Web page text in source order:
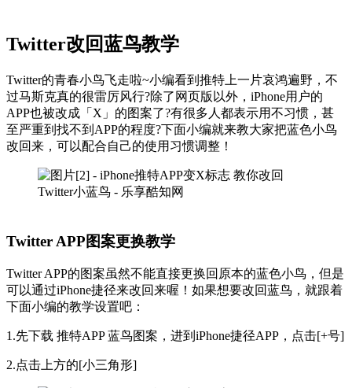
Twitter改回蓝鸟教学
Twitter的青春小鸟飞走啦~小编看到推特上一片哀鸿遍野，不
过马斯克真的很雷厉风行?除了网页版以外，iPhone用户的
APP也被改成「X」的图案了?有很多人都表示用不习惯，甚
至严重到找不到APP的程度?下面小编就来教大家把蓝色小鸟
改回来，可以配合自己的使用习惯调整！
Twitter APP图案更换教学
Twitter APP的图案虽然不能直接更换回原本的蓝色小鸟，但是
可以通过iPhone捷径来改回来喔！如果想要改回蓝鸟，就跟着
下面小编的教学设置吧：
1.先下载 推特APP 蓝鸟图案，进到iPhone捷径APP，点击[+号]
2.点击上方的[小三角形]